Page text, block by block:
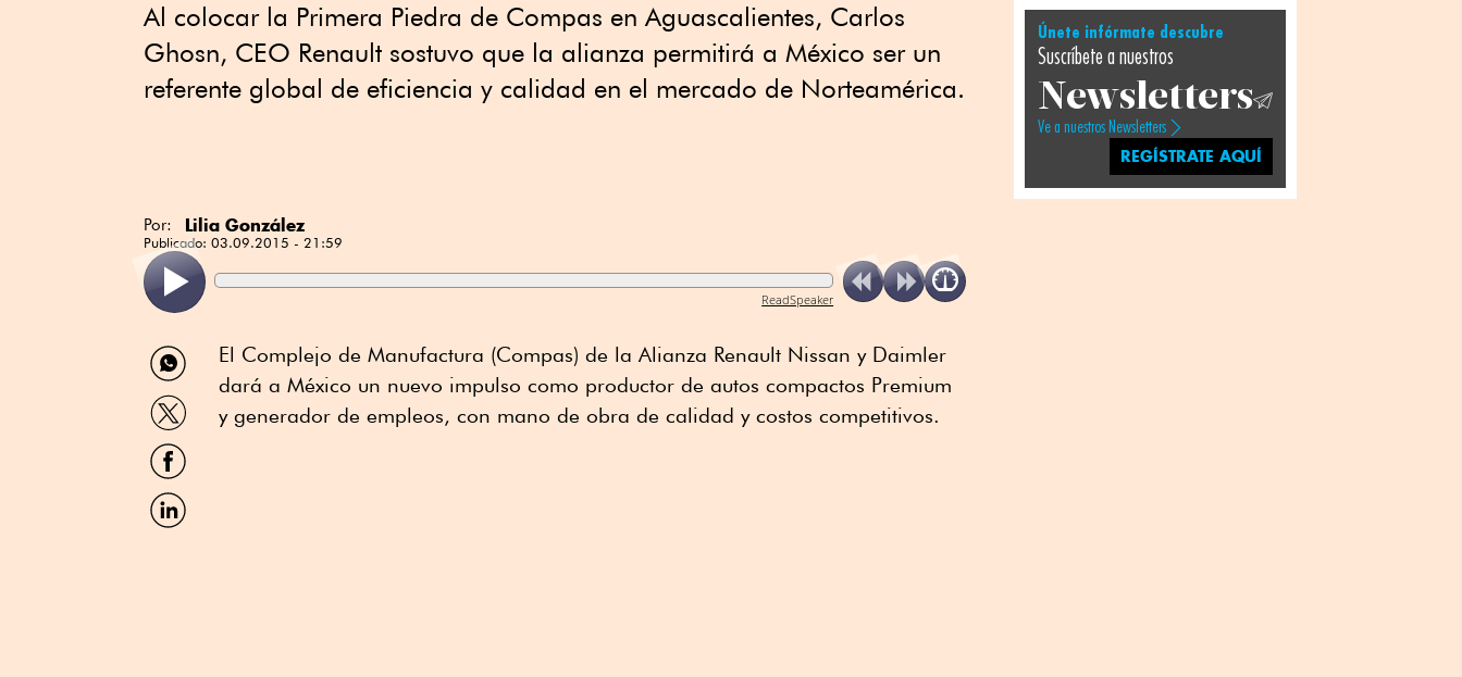
Al colocar la Primera Piedra de Compas en Aguascalientes, Carlos
Ghosn, CEO Renault sostuvo que la alianza permitirá a México ser un
referente global de eficiencia y calidad en el mercado de Norteamérica.
Por: Lilia González
Publicado: 03.09.2015 - 21:59
ReadSpeaker
Compartir
por
WhatsApp
Compartir
por
Twitter
Compartir
por
Facebook
Compartir
por
El Complejo de Manufactura (Compas) de la Alianza Renault Nissan y Daimler
dará a México un nuevo impulso como productor de autos compactos Premium
y generador de empleos, con mano de obra de calidad y costos competitivos.
Únete infórmate descubre
Suscríbete a nuestros
Newsletters
Ve a nuestros Newsletters
REGÍSTRATE AQUÍ